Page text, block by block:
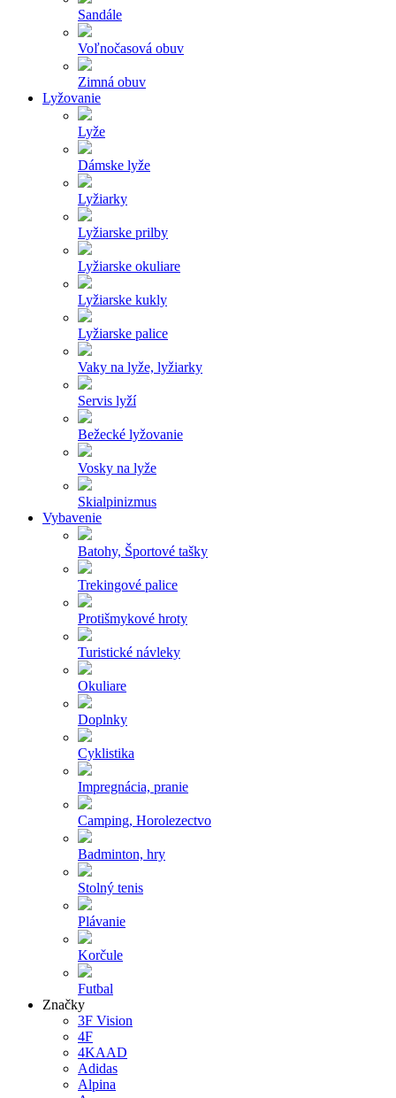
Sandále
Voľnočasová obuv
Zimná obuv
Lyžovanie
Lyže
Dámske lyže
Lyžiarky
Lyžiarske prilby
Lyžiarske okuliare
Lyžiarske kukly
Lyžiarske palice
Vaky na lyže, lyžiarky
Servis lyží
Bežecké lyžovanie
Vosky na lyže
Skialpinizmus
Vybavenie
Batohy, Športové tašky
Trekingové palice
Protišmykové hroty
Turistické návleky
Okuliare
Doplnky
Cyklistika
Impregnácia, pranie
Camping, Horolezectvo
Badminton, hry
Stolný tenis
Plávanie
Korčule
Futbal
Značky
3F Vision
4F
4KAAD
Adidas
Alpina